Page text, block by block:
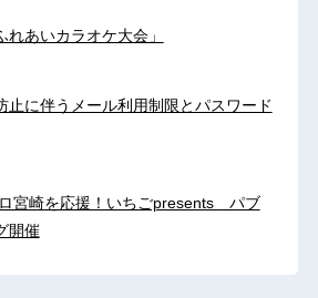
あいカラオケ大会」
止に伴うメール利用制限とパスワード
宮崎を応援！いちごpresents パブ
開催